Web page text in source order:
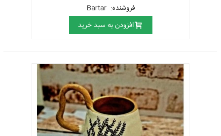
فروشنده: Bartar
افزودن به سبد خرید